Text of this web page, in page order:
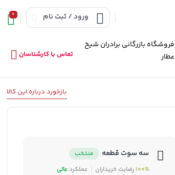
ورود / ثبت نام 0
فروشگاه بازرگانی برادران شیخ
عطار
تماس با کارشناسان
بازخورد درباره این کالا
سه سوت قطعه
منتخب
100%رضایت خریداران عملکردعالی